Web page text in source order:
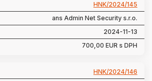
HNK/2024/145
ans Admin Net Security s.r.o.
2024-11-13
700,00 EUR s DPH
HNK/2024/146